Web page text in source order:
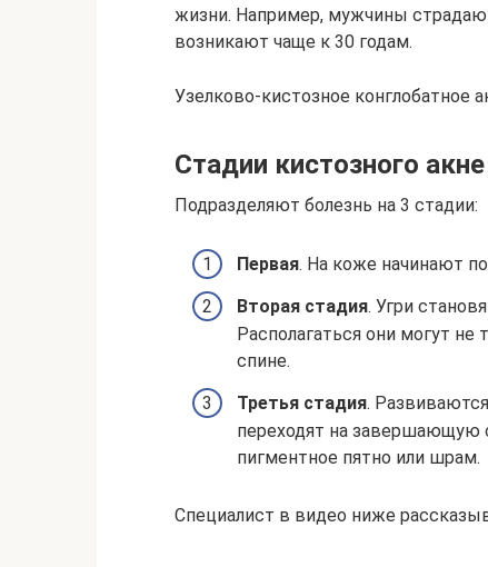
жизни. Например, мужчины
возникают чаще к 30 годам.
Узелково-кистозное конглобатное
Стадии кистозного акне
Подразделяют болезнь на 3 стадии:
Первая. На коже начинают
Вторая стадия. Угри
Располагаться они могут не
спине.
Третья стадия.
переходят на завершающую
пигментное пятно или шрам.
Специалист в видео ниже